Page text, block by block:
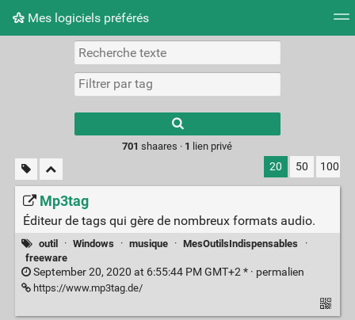
Mes logiciels préférés
Nuage de tags Mur d'images
results.
701 shaares · 1 lien privé
20 50 100
Mp3tag
Éditeur de tags qui gère de nombreux formats audio.
outil · Windows · musique · MesOutilsIndispensables
·
freeware
September 20, 2020 at 6:55:44 PM GMT+2 * · permalien
https://www.mp3tag.de/